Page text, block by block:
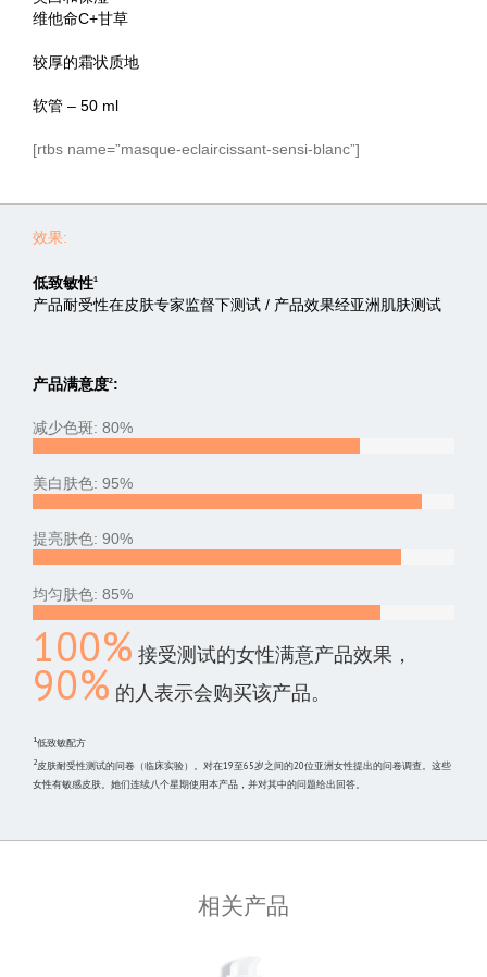
维他命C+甘草
较厚的霜状质地
软管 – 50 ml
[rtbs name=”masque-eclaircissant-sensi-blanc”]
效果:
低致敏性1
产品耐受性在皮肤专家监督下测试 / 产品效果经亚洲肌肤测试
产品满意度2:
减少色斑: 80%
美白肤色: 95%
提亮肤色: 90%
均匀肤色: 85%
100% 接受测试的女性满意产品效果，
90% 的人表示会购买该产品。
1低致敏配方
2皮肤耐受性测试的问卷（临床实验）。对在19至65岁之间的20位亚洲女性提出的问卷调查。这些
女性有敏感皮肤。她们连续八个星期使用本产品，并对其中的问题给出回答。
相关产品